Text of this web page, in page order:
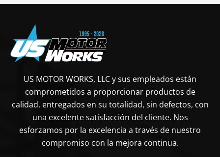
US MOTOR WORKS, LLC y sus empleados están
comprometidos a proporcionar productos de
calidad, entregados en su totalidad, sin defectos, con
una excelente satisfacción del cliente. Nos
esforzamos por la excelencia a través de nuestro
compromiso con la mejora continua.